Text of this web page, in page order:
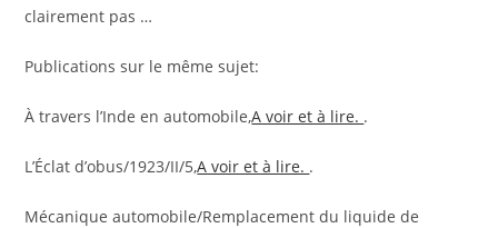
clairement pas …
Publications sur le même sujet:
À travers l’Inde en automobile,A voir et à lire. .
L’Éclat d’obus/1923/II/5,A voir et à lire. .
Mécanique automobile/Remplacement du liquide de